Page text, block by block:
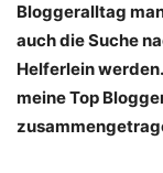
Bloggeralltag
auch die Suche
Helferlein
meine Top